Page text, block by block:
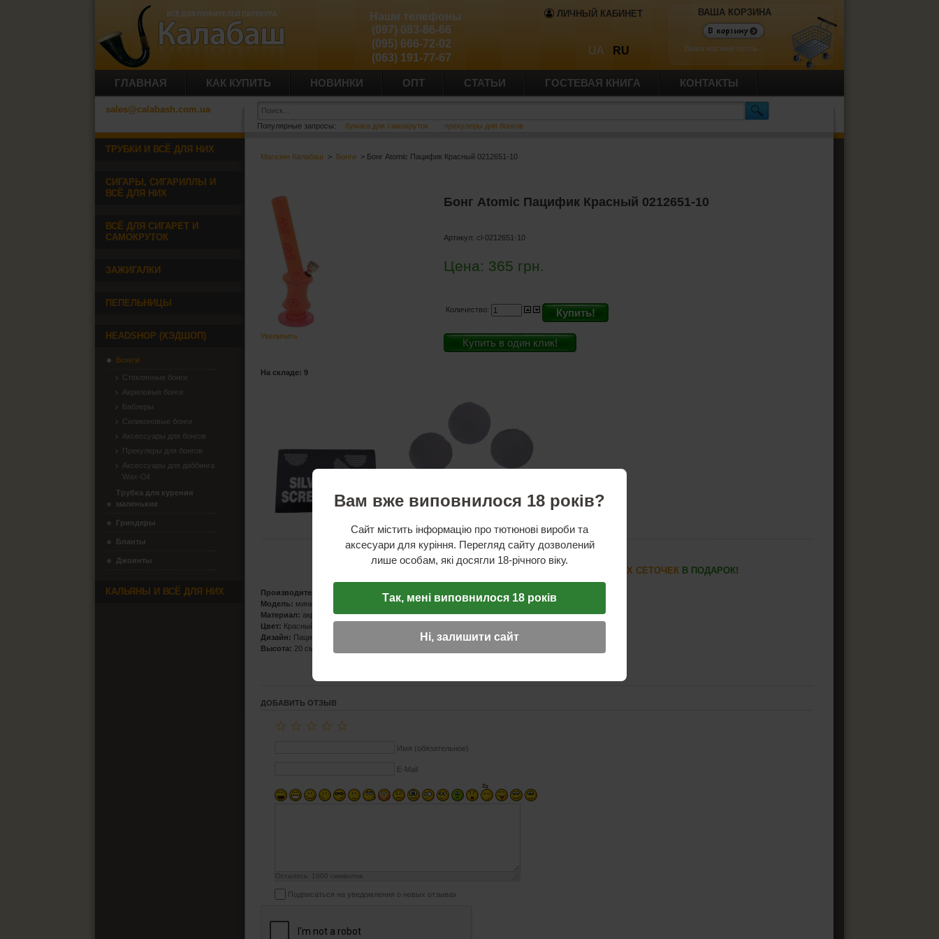
ЛИЧНЫЙ КАБИНЕТ
UA RU
Наши телефоны
(097) 083-86-66
(095) 666-72-02
(063) 191-77-67
ВАША КОРЗИНА
Ваша корзина пуста.
ГЛАВНАЯ КАК КУПИТЬ НОВИНКИ ОПТ СТАТЬИ ГОСТЕВАЯ КНИГА КОНТАКТЫ
sales@calabash.com.ua
Популярные запросы: бумага для самокруток прекулеры для бонгов
Магазин Калабаш > Бонги > Бонг Atomic Пацифик Красный 0212651-10
Увеличить
Бонг Atomic Пацифик Красный 0212651-10
Артикул:cl-0212651-10
Цена: 365 грн.
Количество: Купить!
Купить в один клик!
На складе: 9
НАБОР ИЗ ПЯТИ МЕТАЛЛИЧЕСКИХ СЕТОЧЕК В ПОДАРОК!
Производитель:
Модель: мини
Материал: акрил
Цвет: Красный с рисунком пацифик
Дизайн: Пацифик
Высота: 20 см
ДОБАВИТЬ ОТЗЫВ
☆
☆
☆
☆
☆
Имя (обязательное)
E-Mail
Осталось: 1000 символов
Подписаться на уведомления о новых отзывах
ТРУБКИ И ВСЁ ДЛЯ НИХ
СИГАРЫ, СИГАРИЛЛЫ И
ВСЁ ДЛЯ НИХ
ВСЁ ДЛЯ СИГАРЕТ И
САМОКРУТОК
ЗАЖИГАЛКИ
ПЕПЕЛЬНИЦЫ
HEADSHOP (ХЭДШОП)
Бонги
Стеклянные бонги
Акриловые бонги
Баблеры
Силиконовые бонги
Аксессуары для бонгов
Прекулеры для бонгов
Аксессуары для даббинга
Wax-Oil
Трубка для курения
маленькие
Гриндеры
Бланты
Джоинты
КАЛЬЯНЫ И ВСЁ ДЛЯ НИХ
Вам вже виповнилося 18 років?
Сайт містить інформацію про тютюнові вироби та
аксесуари для куріння. Перегляд сайту дозволений
лише особам, які досягли 18-річного віку.
Так, мені виповнилося 18 років
Ні, залишити сайт